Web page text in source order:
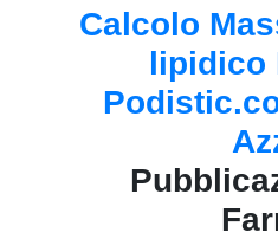
Calcolo
lipidico